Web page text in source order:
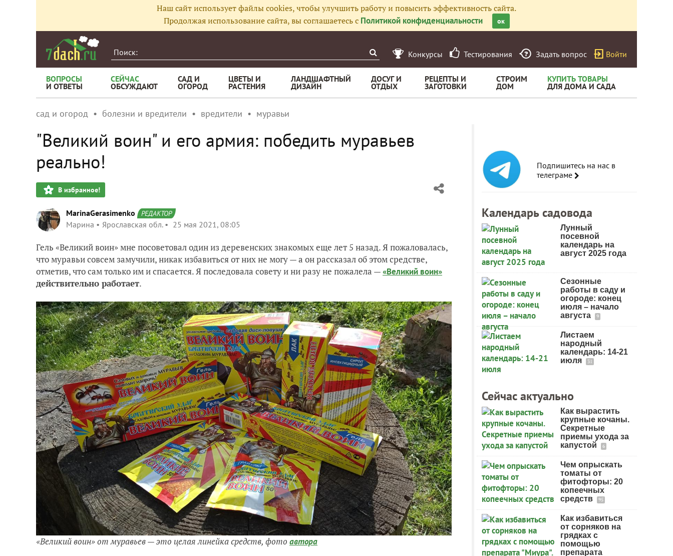
Наш сайт использует файлы cookies, чтобы улучшить работу и повысить эффективность сайта.
Продолжая использование сайта, вы соглашаетесь с Политикой конфиденциальности ок
Конкурсы Тестирования Задать вопрос Войти
ВОПРОСЫ
И ОТВЕТЫ
СЕЙЧАС
ОБСУЖДАЮТ
САД И
ОГОРОД
ЦВЕТЫ И
РАСТЕНИЯ
ЛАНДШАФТНЫЙ
ДИЗАЙН
ДОСУГ И
ОТДЫХ
РЕЦЕПТЫ И
ЗАГОТОВКИ
СТРОИМ
ДОМ
КУПИТЬ ТОВАРЫ
ДЛЯ ДОМА И САДА
сад и огород болезни и вредители вредители муравьи
"Великий воин" и его армия: победить муравьев
реально!
В избранное!
MarinaGerasimenko РЕДАКТОР
Марина Ярославская обл. 25 мая 2021, 08:05
Гель «Великий воин» мне посоветовал один из деревенских знакомых еще лет 5 назад. Я пожаловалась,
что муравьи совсем замучили, никак избавиться от них не могу — а он рассказал об этом средстве,
отметив, что сам только им и спасается. Я последовала совету и ни разу не пожалела —«Великий воин»
действительно работает.
«Великий воин» от муравьев — это целая линейка средств, фото автора
Подпишитесь на нас в
телеграме
Календарь садовода
Лунный
посевной
календарь на
август 2025 года
Сезонные
работы в саду и
огороде: конец
июля – начало
августа
9
Листаем
народный
календарь: 14-21
июля
31
Сейчас актуально
Как вырастить
крупные кочаны.
Секретные
приемы ухода за
капустой
6
Чем опрыскать
томаты от
фитофторы: 20
копеечных
средств
95
Как избавиться
от сорняков на
грядках с
помощью
препарата